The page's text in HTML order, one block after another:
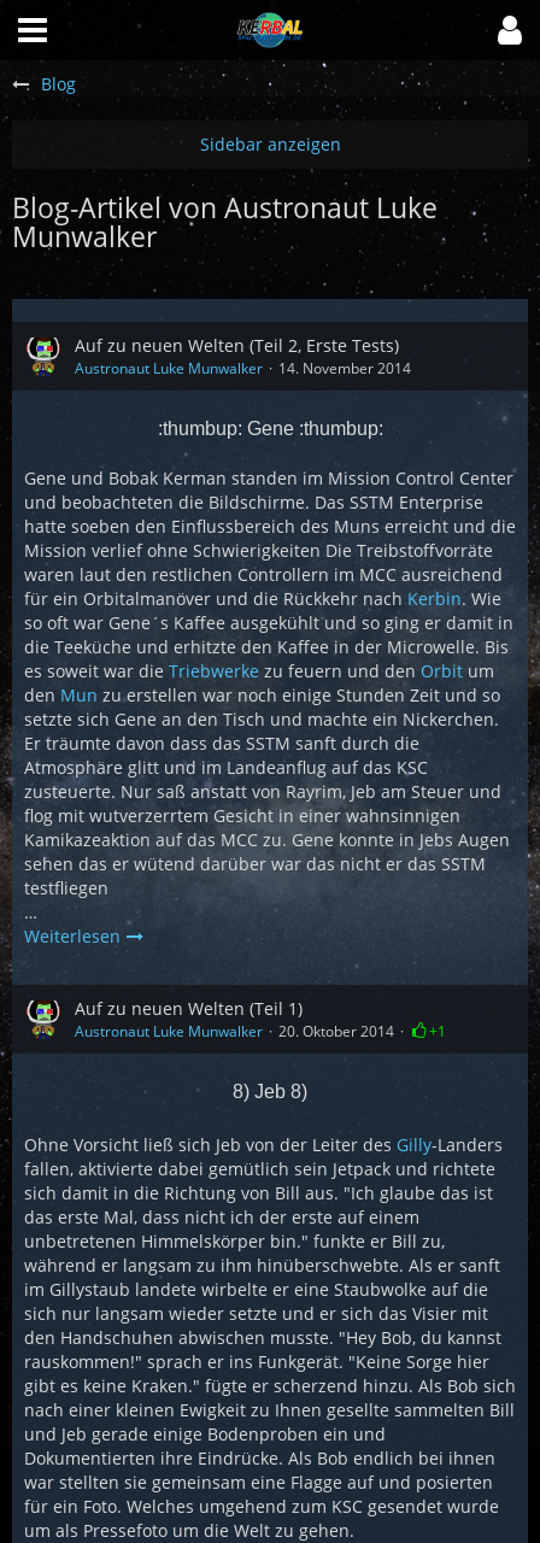
Blog
Blog-Artikel von Austronaut Luke
Munwalker
Auf zu neuen Welten (Teil 2, Erste Tests)
Austronaut Luke Munwalker 14. November 2014
:thumbup: Gene :thumbup:
Gene und Bobak Kerman standen im Mission Control Center
und beobachteten die Bildschirme. Das SSTM Enterprise
hatte soeben den Einflussbereich des Muns erreicht und die
Mission verlief ohne Schwierigkeiten Die Treibstoffvorräte
waren laut den restlichen Controllern im MCC ausreichend
für ein Orbitalmanöver und die Rückkehr nach Kerbin. Wie
so oft war Gene´s Kaffee ausgekühlt und so ging er damit in
die Teeküche und erhitzte den Kaffee in der Microwelle. Bis
es soweit war die Triebwerke zu feuern und den Orbit um
den Mun zu erstellen war noch einige Stunden Zeit und so
setzte sich Gene an den Tisch und machte ein Nickerchen.
Er träumte davon dass das SSTM sanft durch die
Atmosphäre glitt und im Landeanflug auf das KSC
zusteuerte. Nur saß anstatt von Rayrim, Jeb am Steuer und
flog mit wutverzerrtem Gesicht in einer wahnsinnigen
Kamikazeaktion auf das MCC zu. Gene konnte in Jebs Augen
sehen das er wütend darüber war das nicht er das SSTM
testfliegen
…
Weiterlesen
Auf zu neuen Welten (Teil 1)
Austronaut Luke Munwalker 20. Oktober 2014 +1
8) Jeb 8)
Ohne Vorsicht ließ sich Jeb von der Leiter des Gilly-Landers
fallen, aktivierte dabei gemütlich sein Jetpack und richtete
sich damit in die Richtung von Bill aus. "Ich glaube das ist
das erste Mal, dass nicht ich der erste auf einem
unbetretenen Himmelskörper bin." funkte er Bill zu,
während er langsam zu ihm hinüberschwebte. Als er sanft
im Gillystaub landete wirbelte er eine Staubwolke auf die
sich nur langsam wieder setzte und er sich das Visier mit
den Handschuhen abwischen musste. "Hey Bob, du kannst
rauskommen!" sprach er ins Funkgerät. "Keine Sorge hier
gibt es keine Kraken." fügte er scherzend hinzu. Als Bob sich
nach einer kleinen Ewigkeit zu Ihnen gesellte sammelten Bill
und Jeb gerade einige Bodenproben ein und
Dokumentierten ihre Eindrücke. Als Bob endlich bei ihnen
war stellten sie gemeinsam eine Flagge auf und posierten
für ein Foto. Welches umgehend zum KSC gesendet wurde
um als Pressefoto um die Welt zu gehen.